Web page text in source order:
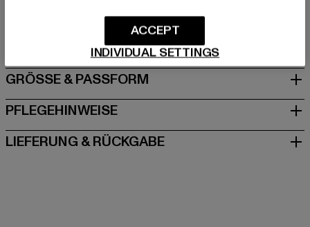
Hersteller: 2Y Premium GmbH |info@2y-studios.com
Hollefeldstraße 16 | 48282 Emsdetten | DE
GRÖSSE & PASSFORM
PFLEGEHINWEISE
LIEFERUNG & RÜCKGABE
INDIVIDUAL SETTINGS
ACCEPT